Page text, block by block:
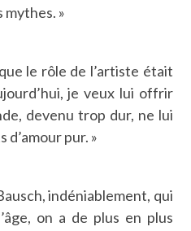
mythes. »
le rôle de l’artiste était
je veux lui offrir
devenu trop dur, ne lui
d’amour pur. »
indéniablement, qui
on a de plus en plus